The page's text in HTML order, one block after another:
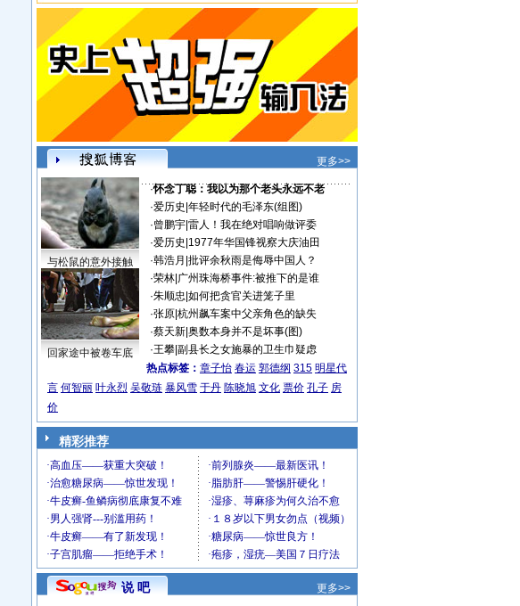
更多>>
与松鼠的意外接触
回家途中被卷车底
·怀念丁聪：我以为那个老头永远不老
·爱历史 年轻时代的毛泽东(组图)
·曾鹏宇| 雷人！我在绝对唱响做评委
·爱历史 1977年华国锋视察大庆油田
·韩浩月 批评余秋雨是侮辱中国人？
·荣林| 广州珠海桥事件:被推下的是谁
·朱顺忠 如何把贪官关进笼子里
·张原| 杭州飙车案中父亲角色的缺失
·蔡天新| 奥数本身并不是坏事(图)
·王攀| 副县长之女施暴的卫生巾疑虑
热点标签： 章子怡 春运 郭德纲 315 明星代
言 何智丽 叶永烈 吴敬琏 暴风雪 于丹 陈晓旭 文化 票价 孔子 房
价
精彩推荐
说 吧 更多>>